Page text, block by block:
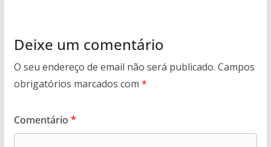
Deixe um comentário
O seu endereço de email não será publicado. Campos
obrigatórios marcados com *
Comentário *